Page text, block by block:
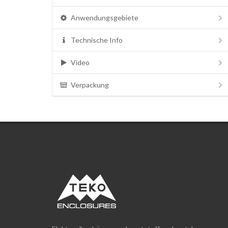
Anwendungsgebiete
Technische Info
Video
Verpackung